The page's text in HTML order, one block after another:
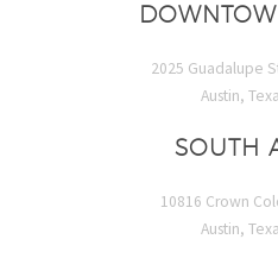
2025 Guadalupe
Austin,
SOUTH
10816 Crown
Austin,